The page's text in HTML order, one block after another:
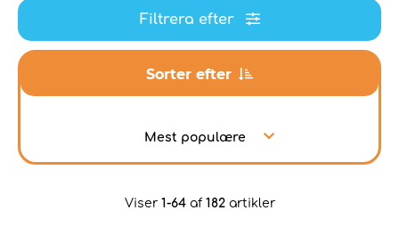
Filtrera efter
Sorter efter
Mest populære
Viser 1-64af 182artikler